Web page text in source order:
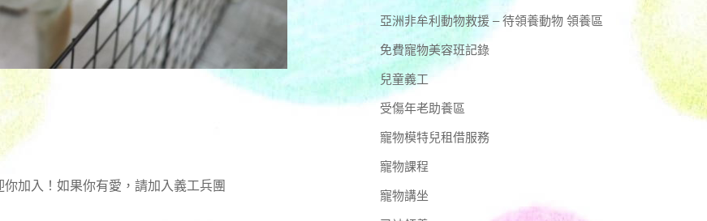
加入！如果你有愛，請加入義工兵團
亞洲非牟利動物救援 – 待領養動物 領養區
免費寵物美容班記錄
兒童義工
受傷年老助養區
寵物模特兒租借服務
寵物課程
寵物講坐